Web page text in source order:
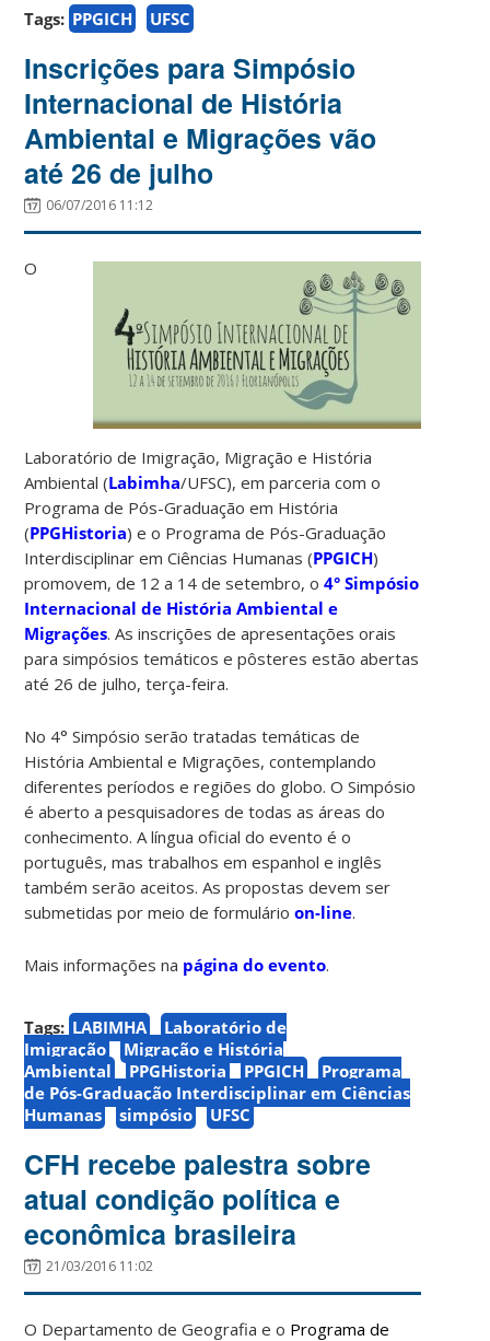
Tags: PPGICH UFSC
Inscrições para Simpósio
Internacional de História
Ambiental e Migrações vão
até 26 de julho
06/07/2016 11:12
O
Laboratório de Imigração, Migração e História
Ambiental (Labimha/UFSC), em parceria com o
Programa de Pós-Graduação em História
(PPGHistoria) e o Programa de Pós-Graduação
Interdisciplinar em Ciências Humanas (PPGICH)
promovem, de 12 a 14 de setembro, o4° Simpósio
Internacional de História Ambiental e
Migrações. As inscrições de apresentações orais
para simpósios temáticos e pôsteres estão abertas
até 26 de julho, terça-feira.
No 4° Simpósio serão tratadas temáticas de
História Ambiental e Migrações, contemplando
diferentes períodos e regiões do globo. O Simpósio
é aberto a pesquisadores de todas as áreas do
conhecimento. A língua oficial do evento é o
português, mas trabalhos em espanhol e inglês
também serão aceitos. As propostas devem ser
submetidas por meio de formulárioon-line.
Mais informações na página do evento.
Tags: LABIMHA
Laboratório de
Imigração
Migração e História
Ambiental
PPGHistoria PPGICH
Programa
de Pós-Graduação Interdisciplinar em Ciências
Humanas
simpósio UFSC
CFH recebe palestra sobre
atual condição política e
econômica brasileira
21/03/2016 11:02
O Departamento de Geografia e o Programa de